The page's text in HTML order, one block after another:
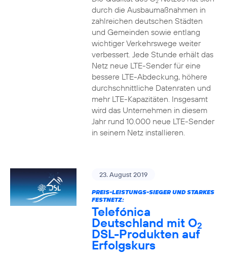
durch die Ausbaumaßnahmen in
zahlreichen deutschen Städten
und Gemeinden sowie entlang
wichtiger Verkehrswege weiter
verbessert. Jede Stunde erhält das
Netz neue LTE-Sender für eine
bessere LTE-Abdeckung, höhere
durchschnittliche Datenraten und
mehr LTE-Kapazitäten. Insgesamt
wird das Unternehmen in diesem
Jahr rund 10.000 neue LTE-Sender
in seinem Netz installieren.
23. August 2019
PREIS-LEISTUNGS-SIEGER UND STARKES
FESTNETZ:
Telefónica
Deutschland mit O2
DSL-Produkten auf
Erfolgskurs